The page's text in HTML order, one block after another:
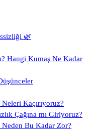
🌿
Hangi Kumaş Ne Kadar
Kaçırıyoruz?
Çağına mı Giriyoruz?
Bu Kadar Zor?